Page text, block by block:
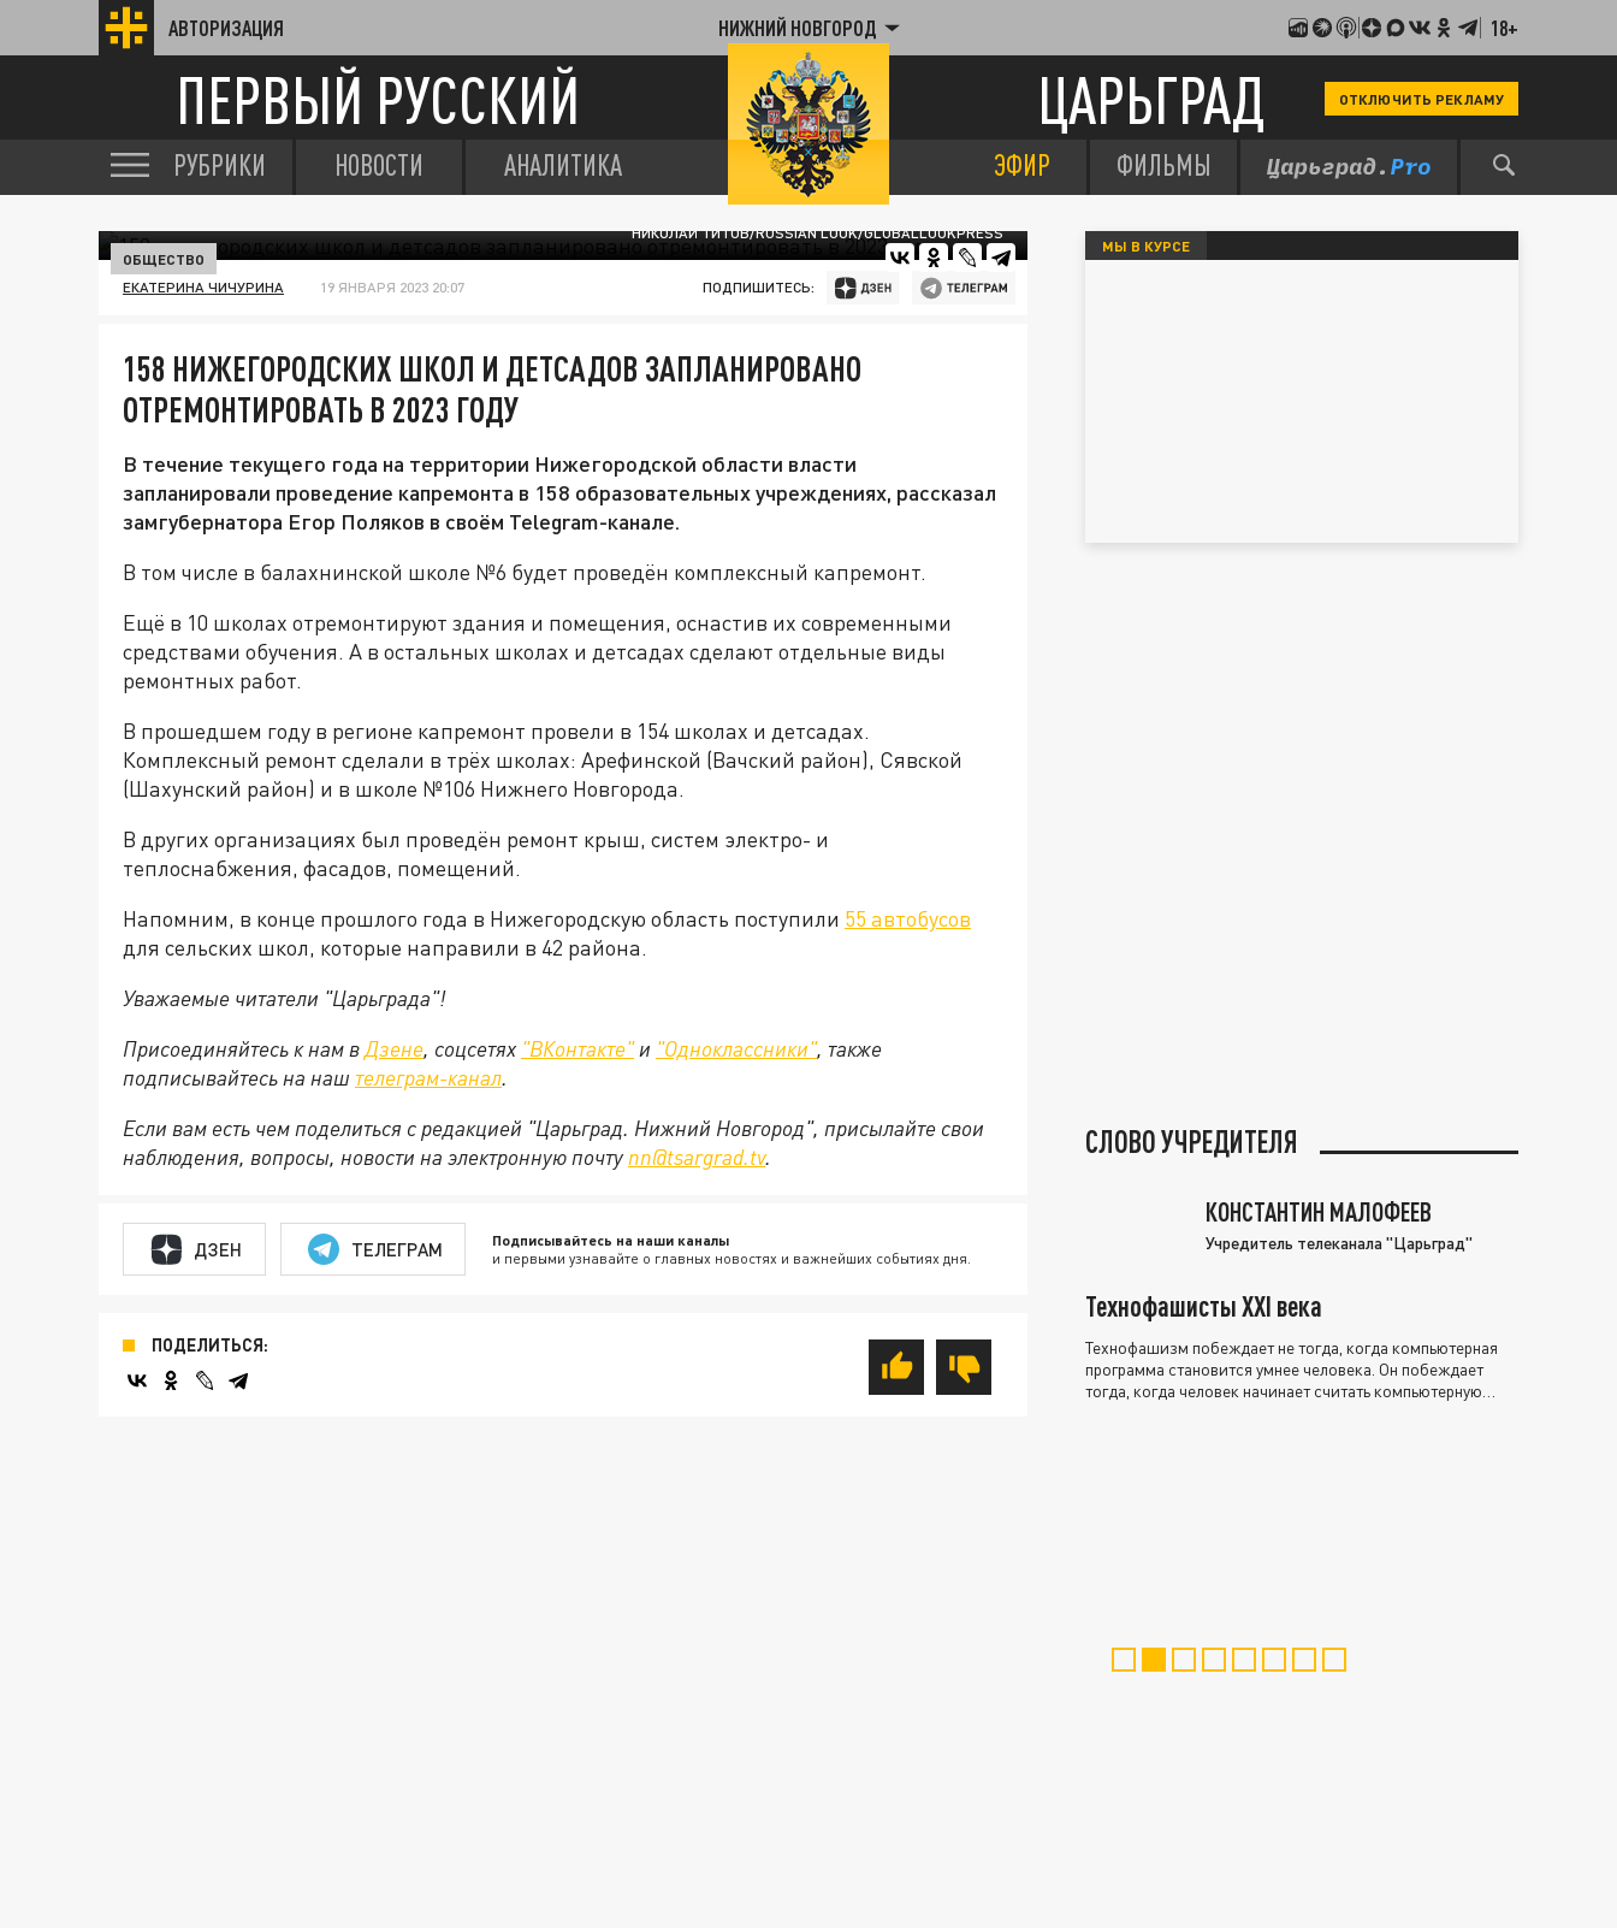
АВТОРИЗАЦИЯ НИЖНИЙ НОВГОРОД 18+
ПЕРВЫЙ РУССКИЙ ЦАРЬГРАД ОТКЛЮЧИТЬ РЕКЛАМУ
РУБРИКИ НОВОСТИ АНАЛИТИКА ЭФИР ФИЛЬМЫ
НИКОЛАЙ ТИТОВ/RUSSIAN LOOK/GLOBALLOOKPRESS
ОБЩЕСТВО
ЕКАТЕРИНА ЧИЧУРИНА 19 ЯНВАРЯ 2023 20:07 ПОДПИШИТЕСЬ:
158 НИЖЕГОРОДСКИХ ШКОЛ И ДЕТСАДОВ ЗАПЛАНИРОВАНО
ОТРЕМОНТИРОВАТЬ В 2023 ГОДУ
В течение текущего года на территории Нижегородской области власти
запланировали проведение капремонта в 158 образовательных учреждениях, рассказал
замгубернатора Егор Поляков в своём Telegram-канале.
В том числе в балахнинской школе №6 будет проведён комплексный капремонт.
Ещё в 10 школах отремонтируют здания и помещения, оснастив их современными
средствами обучения. А в остальных школах и детсадах сделают отдельные виды
ремонтных работ.
В прошедшем году в регионе капремонт провели в 154 школах и детсадах.
Комплексный ремонт сделали в трёх школах: Арефинской (Вачский район), Сявской
(Шахунский район) и в школе №106 Нижнего Новгорода.
В других организациях был проведён ремонт крыш, систем электро- и
теплоснабжения, фасадов, помещений.
Напомним, в конце прошлого года в Нижегородскую область поступили 55 автобусов
для сельских школ, которые направили в 42 района.
Уважаемые читатели "Царьграда"!
Присоединяйтесь к нам вДзене, соцсетях "ВКонтакте"и "Одноклассники", также
подписывайтесь на наш телеграм-канал.
Если вам есть чем поделиться с редакцией "Царьград. Нижний Новгород", присылайте свои
наблюдения, вопросы, новости на электронную почту nn@tsargrad.tv.
ДЗЕН ТЕЛЕГРАМ Подписывайтесь на наши каналы
и первыми узнавайте о главных новостях и важнейших событиях дня.
ПОДЕЛИТЬСЯ:
МЫ В КУРСЕ
СЛОВО УЧРЕДИТЕЛЯ
КОНСТАНТИН МАЛОФЕЕВ
Учредитель телеканала "Царьград"
Технофашисты XXI века
Технофашизм побеждает не тогда, когда компьютерная
программа становится умнее человека. Он побеждает
тогда, когда человек начинает считать компьютерную